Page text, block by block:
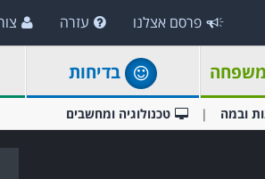
פרסם אצלנו עזרה
בדיחות
ובמה טכנולוגיה ומחשבים